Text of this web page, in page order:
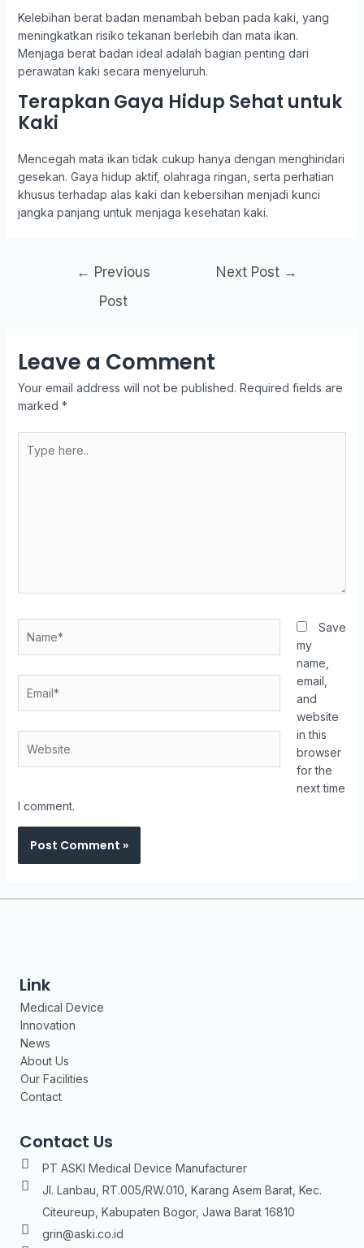
Kelebihan berat badan menambah beban pada kaki, yang
meningkatkan risiko tekanan berlebih dan mata ikan.
Menjaga berat badan ideal adalah bagian penting dari
perawatan kaki secara menyeluruh.
Terapkan Gaya Hidup Sehat untuk
Kaki
Mencegah mata ikan tidak cukup hanya dengan menghindari
gesekan. Gaya hidup aktif, olahraga ringan, serta perhatian
khusus terhadap alas kaki dan kebersihan menjadi kunci
jangka panjang untuk menjaga kesehatan kaki.
← Previous
Post
Next Post →
Leave a Comment
Your email address will not be published. Required fields are
marked *
Save
my
name,
email,
and
website
in this
browser
for the
next time
I comment.
Link
Medical Device
Innovation
News
About Us
Our Facilities
Contact
Contact Us
PT ASKI Medical Device Manufacturer
Jl. Lanbau, RT.005/RW.010, Karang Asem Barat, Kec.
Citeureup, Kabupaten Bogor, Jawa Barat 16810
grin@aski.co.id